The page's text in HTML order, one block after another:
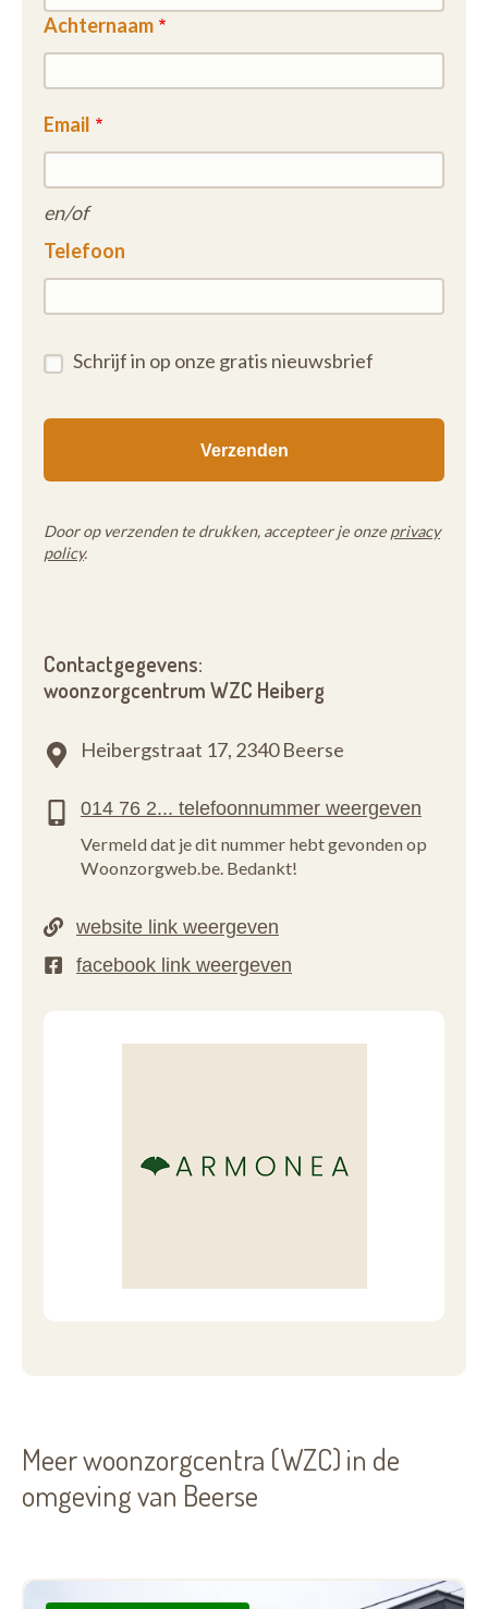
Achternaam
Email
en/of
Telefoon
Schrijf in op onze gratis nieuwsbrief
Door op verzenden te drukken, accepteer je onze privacy
policy.
Contactgegevens:
woonzorgcentrum WZC Heiberg
Heibergstraat 17, 2340 Beerse
Vermeld dat je dit nummer hebt gevonden op
Woonzorgweb.be. Bedankt!
Meer woonzorgcentra (WZC) in de
omgeving van Beerse